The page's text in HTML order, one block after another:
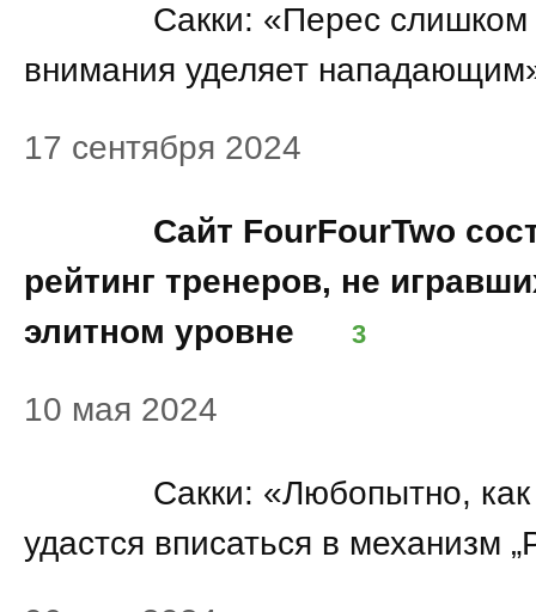
Сакки: «Перес слишком
внимания уделяет
17 сентября 2024
Сайт FourFourTwo
рейтинг тренеров, не
элитном уровне
3
10 мая 2024
Сакки: «Любопытно,
удастся вписаться в механизм